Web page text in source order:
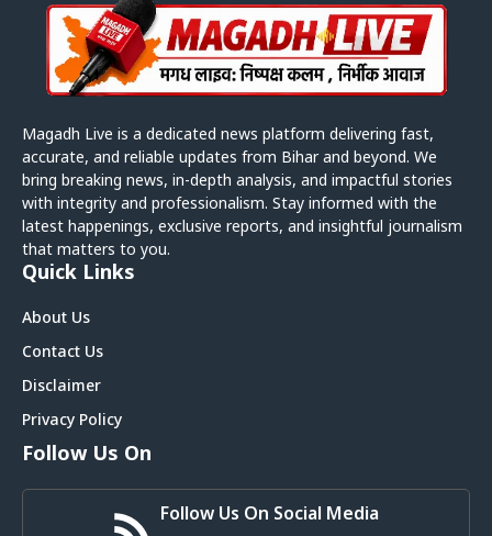
Magadh Live is a dedicated news platform delivering fast,
accurate, and reliable updates from Bihar and beyond. We
bring breaking news, in-depth analysis, and impactful stories
with integrity and professionalism. Stay informed with the
latest happenings, exclusive reports, and insightful journalism
that matters to you.
Quick Links
About Us
Contact Us
Disclaimer
Privacy Policy
Follow Us On
Follow Us On Social Media